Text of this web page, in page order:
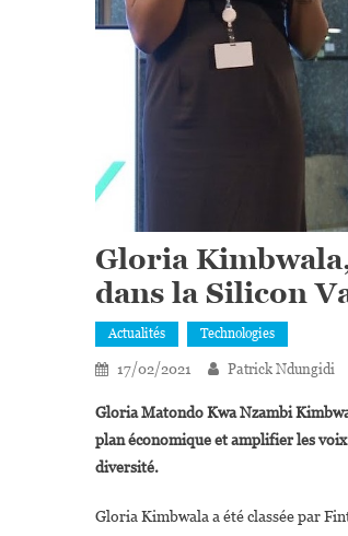
Gloria
dans la Silicon
Actualités Technologies
17/02/2021 Patrick Ndungidi
Gloria Matondo Kwa Nzambi
plan économique et amplifier les voix
diversité.
Gloria Kimbwala a été classée par